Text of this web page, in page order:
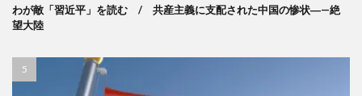
わが敵「習近平」を読む / 共産主義に支配された中国の惨状―—絶
望大陸